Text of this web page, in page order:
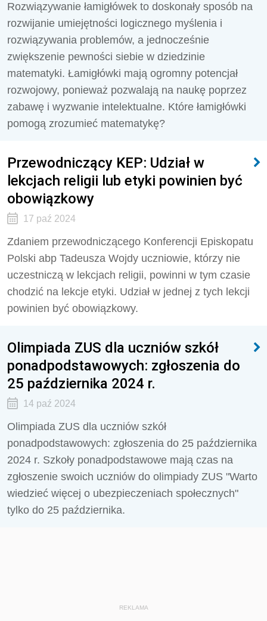
Rozwiązywanie łamigłówek to doskonały sposób na
rozwijanie umiejętności logicznego myślenia i
rozwiązywania problemów, a jednocześnie
zwiększenie pewności siebie w dziedzinie
matematyki. Łamigłówki mają ogromny potencjał
rozwojowy, ponieważ pozwalają na naukę poprzez
zabawę i wyzwanie intelektualne. Które łamigłówki
pomogą zrozumieć matematykę?
Przewodniczący KEP: Udział w
lekcjach religii lub etyki powinien być
obowiązkowy
17 paź 2024
Zdaniem przewodniczącego Konferencji Episkopatu
Polski abp Tadeusza Wojdy uczniowie, którzy nie
uczestniczą w lekcjach religii, powinni w tym czasie
chodzić na lekcje etyki. Udział w jednej z tych lekcji
powinien być obowiązkowy.
Olimpiada ZUS dla uczniów szkół
ponadpodstawowych: zgłoszenia do
25 października 2024 r.
14 paź 2024
Olimpiada ZUS dla uczniów szkół
ponadpodstawowych: zgłoszenia do 25 października
2024 r. Szkoły ponadpodstawowe mają czas na
zgłoszenie swoich uczniów do olimpiady ZUS "Warto
wiedzieć więcej o ubezpieczeniach społecznych"
tylko do 25 października.
REKLAMA